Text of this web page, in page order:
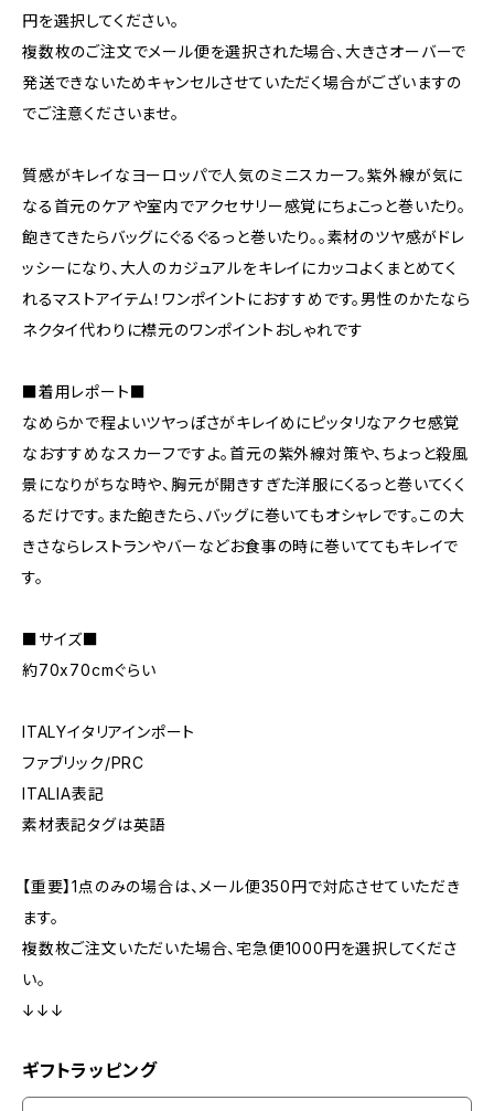
円を選択してください。
複数枚のご注文でメール便を選択された場合、大きさオーバーで
発送できないためキャンセルさせていただく場合がございますの
でご注意くださいませ。
質感がキレイなヨーロッパで人気のミニスカーフ。紫外線が気に
なる首元のケアや室内でアクセサリー感覚にちょこっと巻いたり。
飽きてきたらバッグにぐるぐるっと巻いたり。。素材のツヤ感がドレ
ッシーになり、大人のカジュアルをキレイにカッコよくまとめてく
れるマストアイテム！ワンポイントにおすすめです。男性のかたなら
ネクタイ代わりに襟元のワンポイントおしゃれです
■着用レポート■
なめらかで程よいツヤっぽさがキレイめにピッタリなアクセ感覚
なおすすめなスカーフですよ。首元の紫外線対策や、ちょっと殺風
景になりがちな時や、胸元が開きすぎた洋服にくるっと巻いてくく
るだけです。また飽きたら、バッグに巻いてもオシャレです。この大
きさならレストランやバーなどお食事の時に巻いててもキレイで
す。
■サイズ■
約70x70cmぐらい
ITALYイタリアインポート
ファブリック/PRC
ITALIA表記
素材表記タグは英語
【重要】1点のみの場合は、メール便350円で対応させていただき
ます。
複数枚ご注文いただいた場合、宅急便1000円を選択してくださ
い。
↓↓↓
ギフトラッピング